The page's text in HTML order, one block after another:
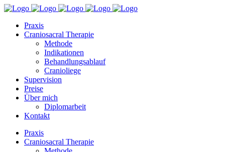
Praxis
Craniosacral Therapie
Methode
Indikationen
Behandlungsablauf
Cranioliege
Supervision
Preise
Über mich
Diplomarbeit
Kontakt
Praxis
Craniosacral Therapie